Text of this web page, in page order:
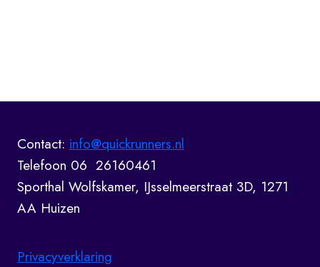
Contact: info@quickrunners.nl
Telefoon 06 26160461
Sporthal Wolfskamer, IJsselmeerstraat 3D, 1271
AA Huizen
Privacyverklaring